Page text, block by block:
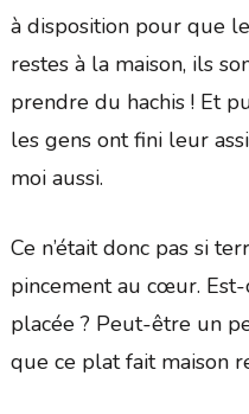
à disposition pour que
restes à la maison, ils
prendre du hachis ! Et
les gens ont fini leur
moi aussi.
Ce n’était donc pas si
pincement au cœur.
placée ? Peut-être un
que ce plat fait maison